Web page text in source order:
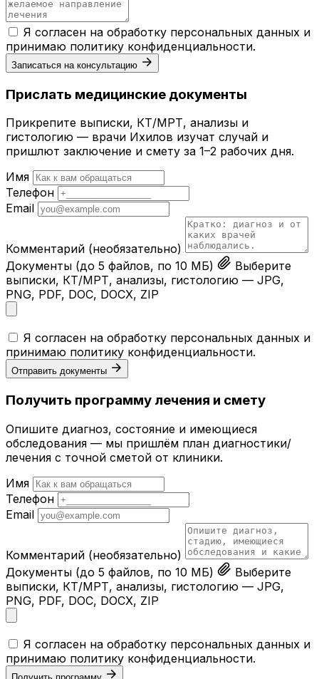
Я согласен на обработку персональных данных и
принимаю политику конфиденциальности.
Записаться на консультацию
Прислать медицинские документы
Прикрепите выписки, КТ/МРТ, анализы и
гистологию — врачи Ихилов изучат случай и
пришлют заключение и смету за 1–2 рабочих дня.
Имя
Телефон
Email
Комментарий (необязательно)
Документы (до 5 файлов, по 10 МБ)
Выберите
выписки, КТ/МРТ, анализы, гистологию — JPG,
PNG, PDF, DOC, DOCX, ZIP
Я согласен на обработку персональных данных и
принимаю политику конфиденциальности.
Отправить документы
Получить программу лечения и смету
Опишите диагноз, состояние и имеющиеся
обследования — мы пришлём план диагностики/
лечения с точной сметой от клиники.
Имя
Телефон
Email
Комментарий (необязательно)
Документы (до 5 файлов, по 10 МБ)
Выберите
выписки, КТ/МРТ, анализы, гистологию — JPG,
PNG, PDF, DOC, DOCX, ZIP
Я согласен на обработку персональных данных и
принимаю политику конфиденциальности.